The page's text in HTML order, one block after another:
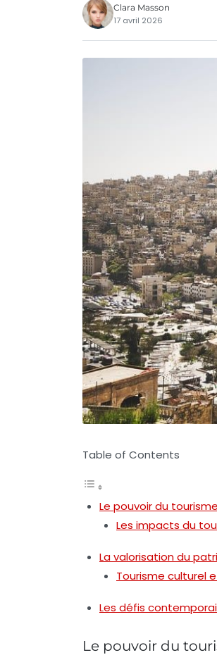
Clara Masson
17 avril 2026
Table of Contents
Le pouvoir du
Les impacts du
La valorisation du
Tourisme culturel
Les défis
Le pouvoir du